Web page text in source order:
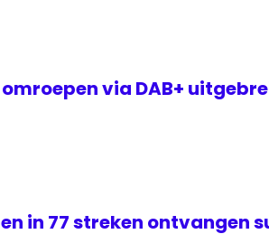
via DAB+
in 77 streken ontvangen